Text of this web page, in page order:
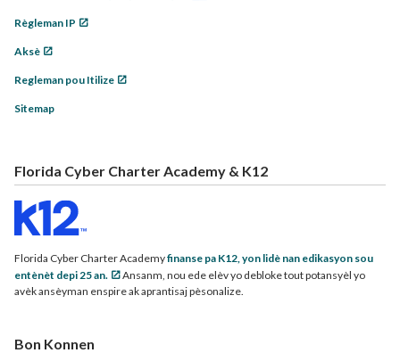
Règleman IP
Aksè
Regleman pou Itilize
Sitemap
Florida Cyber Charter Academy & K12
Florida Cyber Charter Academyfinanse pa K12, yon lidè nan edikasyon sou
entènèt depi 25 an.
Ansanm, nou ede elèv yo debloke tout potansyèl yo
avèk ansèyman enspire ak aprantisaj pèsonalize.
Bon Konnen